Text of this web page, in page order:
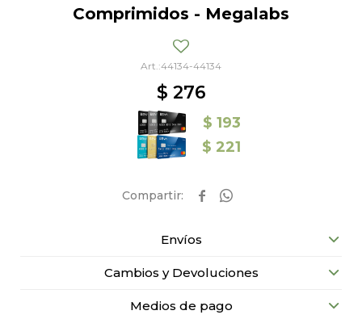
Comprimidos - Megalabs
44134-44134
$ 276
$ 193
$ 221
 
Envíos
Cambios y Devoluciones
Medios de pago